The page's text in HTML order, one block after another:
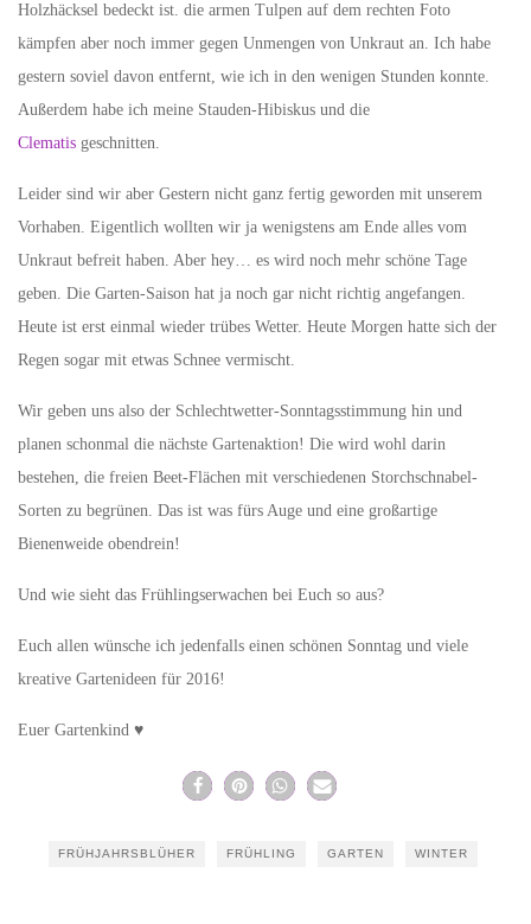
Holzhäcksel bedeckt ist. die armen Tulpen auf dem rechten Foto
kämpfen aber noch immer gegen Unmengen von Unkraut an. Ich habe
gestern soviel davon entfernt, wie ich in den wenigen Stunden konnte.
Außerdem habe ich meine Stauden-Hibiskus und die
Clematis geschnitten.
Leider sind wir aber Gestern nicht ganz fertig geworden mit unserem
Vorhaben. Eigentlich wollten wir ja wenigstens am Ende alles vom
Unkraut befreit haben. Aber hey… es wird noch mehr schöne Tage
geben. Die Garten-Saison hat ja noch gar nicht richtig angefangen.
Heute ist erst einmal wieder trübes Wetter. Heute Morgen hatte sich der
Regen sogar mit etwas Schnee vermischt.
Wir geben uns also der Schlechtwetter-Sonntagsstimmung hin und
planen schonmal die nächste Gartenaktion! Die wird wohl darin
bestehen, die freien Beet-Flächen mit verschiedenen Storchschnabel-
Sorten zu begrünen. Das ist was fürs Auge und eine großartige
Bienenweide obendrein!
Und wie sieht das Frühlingserwachen bei Euch so aus?
Euch allen wünsche ich jedenfalls einen schönen Sonntag und viele
kreative Gartenideen für 2016!
Euer Gartenkind ♥
FRÜHJAHRSBLÜHER FRÜHLING GARTEN WINTER